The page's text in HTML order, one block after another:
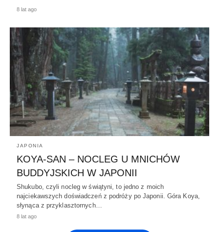
8 lat ago
JAPONIA
KOYA-SAN – NOCLEG U MNICHÓW
BUDDYJSKICH W JAPONII
Shukubo, czyli nocleg w świątyni, to jedno z moich
najciekawszych doświadczeń z podróży po Japonii. Góra Koya,
słynąca z przyklasztornych…
8 lat ago